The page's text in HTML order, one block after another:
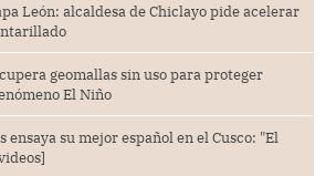
León: alcaldesa de Chiclayo pide acelerar
geomallas sin uso para proteger
El Niño
ensaya su mejor español en el Cusco: "El